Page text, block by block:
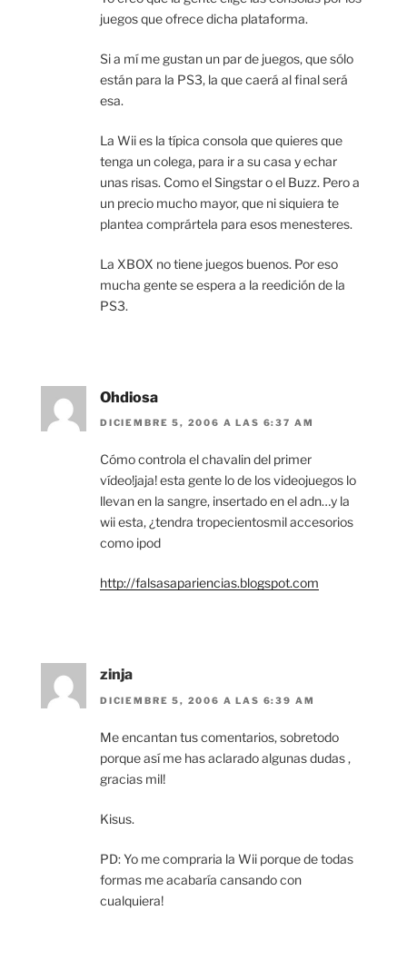
juegos que ofrece dicha plataforma.
Si a mí me gustan un par de juegos, que sólo
están para la PS3, la que caerá al final será
esa.
La Wii es la típica consola que quieres que
tenga un colega, para ir a su casa y echar
unas risas. Como el Singstar o el Buzz. Pero a
un precio mucho mayor, que ni siquiera te
plantea comprártela para esos menesteres.
La XBOX no tiene juegos buenos. Por eso
mucha gente se espera a la reedición de la
PS3.
Ohdiosa
DICIEMBRE 5, 2006 A LAS 6:37 AM
Cómo controla el chavalin del primer
vídeo!jaja! esta gente lo de los videojuegos lo
llevan en la sangre, insertado en el adn…y la
wii esta, ¿tendra tropecientosmil accesorios
como ipod
http://falsasapariencias.blogspot.com
zinja
DICIEMBRE 5, 2006 A LAS 6:39 AM
Me encantan tus comentarios, sobretodo
porque así me has aclarado algunas dudas ,
gracias mil!
Kisus.
PD: Yo me compraria la Wii porque de todas
formas me acabaría cansando con
cualquiera!